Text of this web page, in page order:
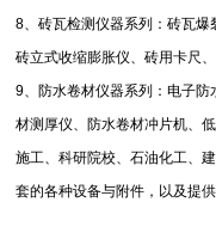
8、砖瓦检测仪器系列：砖瓦爆
砖立式收缩膨胀仪、砖用卡尺
9、防水卷材仪器系列：电子
材测厚仪、防水卷材冲片机、
施工、科研院校、石油化工、
套的各种设备与附件，以及提